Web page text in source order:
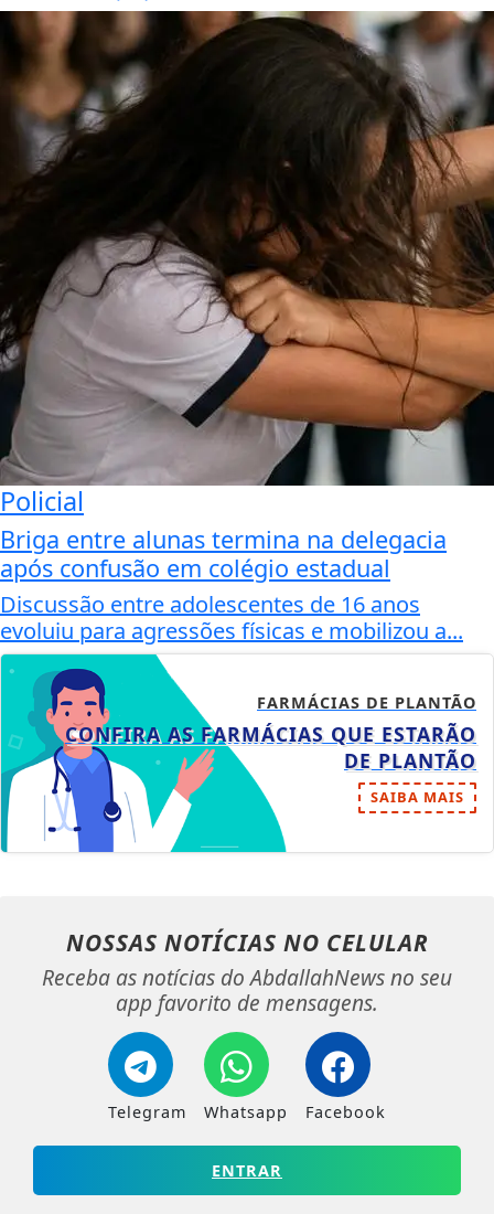
Policial
Briga entre alunas termina na delegacia
após confusão em colégio estadual
Discussão entre adolescentes de 16 anos
evoluiu para agressões físicas e mobilizou a...
FARMÁCIAS DE PLANTÃO
CONFIRA AS FARMÁCIAS QUE ESTARÃO
DE PLANTÃO
SAIBA MAIS
NOSSAS NOTÍCIAS NO CELULAR
Receba as notícias do AbdallahNews no seu
app favorito de mensagens.
Telegram Whatsapp Facebook
ENTRAR